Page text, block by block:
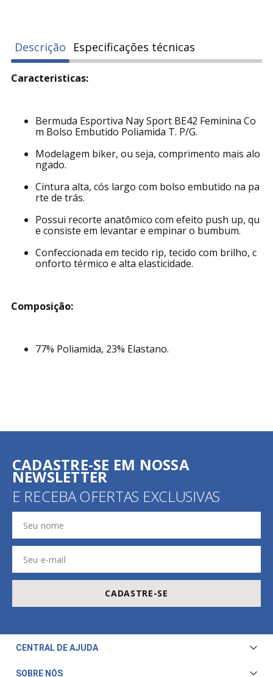
Descrição Especificações técnicas
Caracteristicas:
Bermuda Esportiva Nay Sport BE42 Feminina Co
m Bolso Embutido Poliamida T. P/G.
Modelagem biker, ou seja, comprimento mais alo
ngado.
Cintura alta, cós largo com bolso embutido na pa
rte de trás.
Possui recorte anatômico com efeito push up, qu
e consiste em levantar e empinar o bumbum.
Confeccionada em tecido rip, tecido com brilho, c
onforto térmico e alta elasticidade.
Composição:
77% Poliamida, 23% Elastano.
CADASTRE-SE EM NOSSA
NEWSLETTER
E RECEBA OFERTAS EXCLUSIVAS
CADASTRE-SE
CENTRAL DE AJUDA
Central de Atendimento
SOBRE NÓS